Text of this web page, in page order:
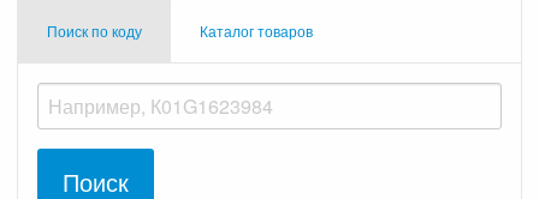
Поиск по коду Каталог товаров